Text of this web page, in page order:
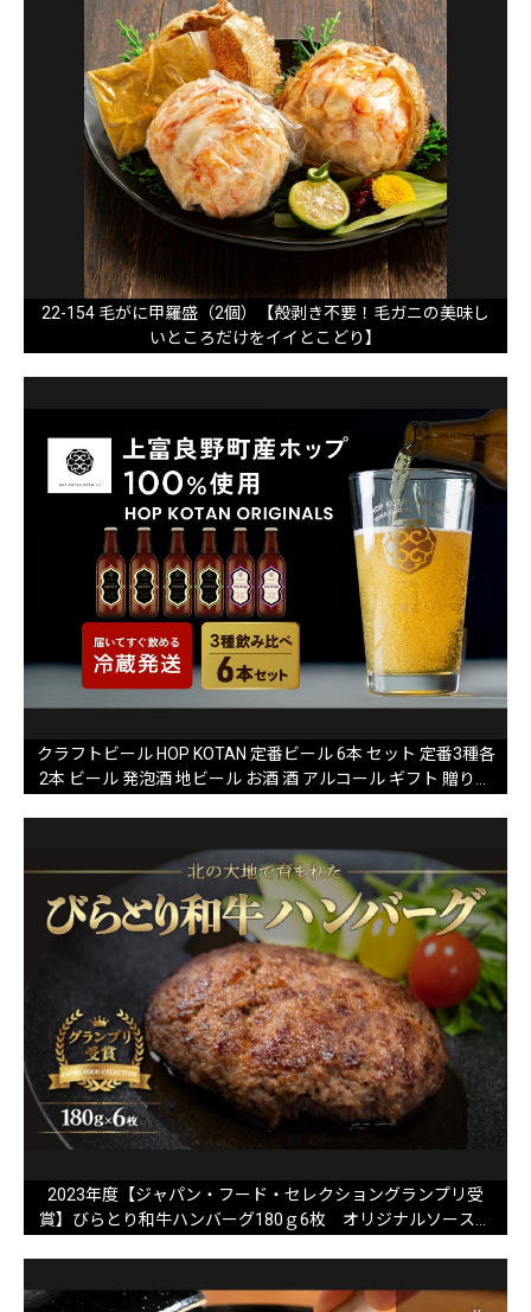
22-154 毛がに甲羅盛（2個）【殻剥き不要！毛ガニの美味し
いところだけをイイとこどり】
クラフトビール HOP KOTAN 定番ビール 6本 セット 定番3種各
2本 ビール 発泡酒 地ビール お酒 酒 アルコール ギフト 贈り物
2023年度【ジャパン・フード・セレクショングランプリ受
賞】びらとり和牛ハンバーグ180ｇ6枚 オリジナルソース付